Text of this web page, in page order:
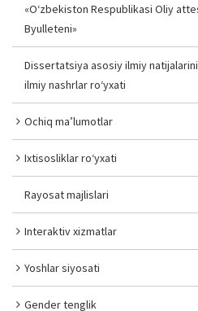
«O‘zbekiston Respublikasi Oliy
Byulleteni»
Dissertatsiya asosiy ilmiy
ilmiy nashrlar ro‘yxati
Ochiq ma’lumotlar
Ixtisosliklar ro‘yxati
Rayosat majlislari
Interaktiv xizmatlar
Yoshlar siyosati
Gender tenglik